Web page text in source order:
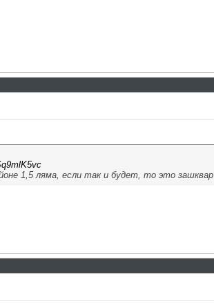
1,5 ляма, если так и будет, то это зашквар